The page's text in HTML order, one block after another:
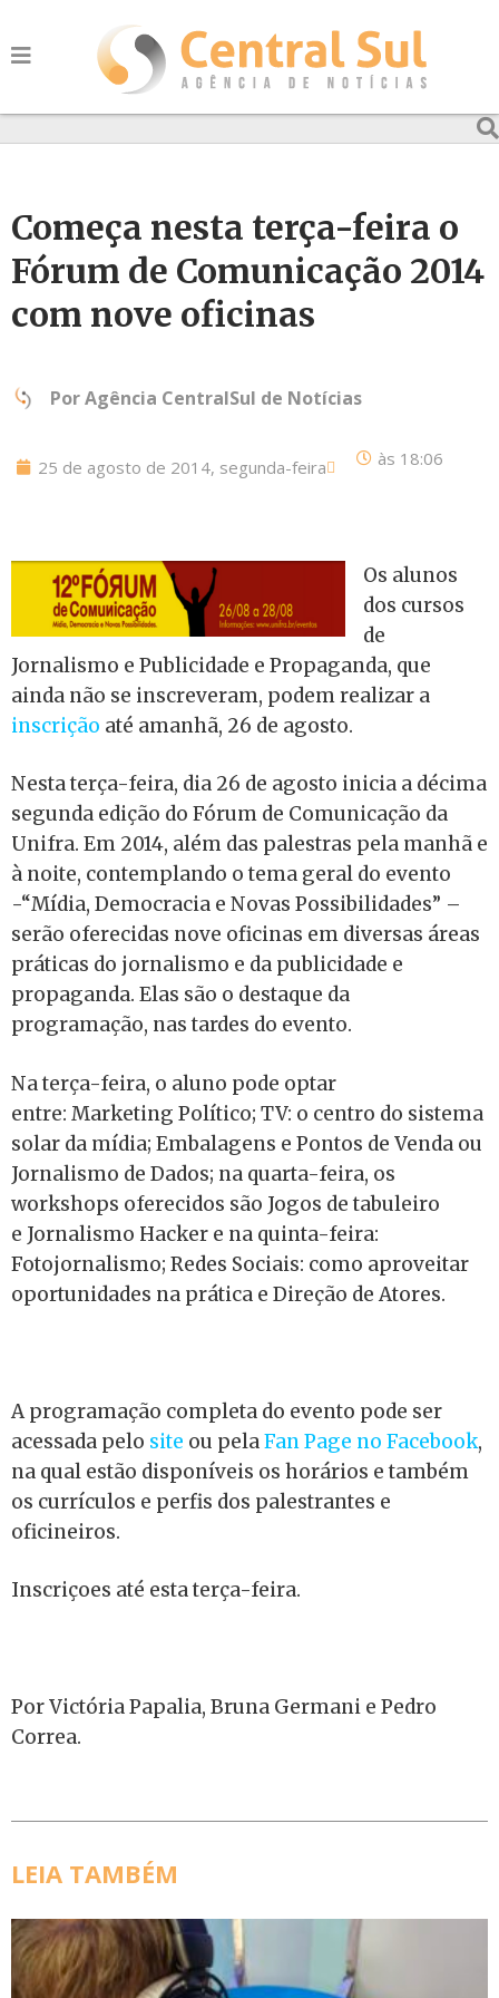
Começa nesta terça-feira o
Fórum de Comunicação 2014
com nove oficinas
PorAgência CentralSul de Notícias
25 de agosto de 2014, segunda-feira às 18:06
Os alunos
dos cursos
de
Jornalismo e Publicidade e Propaganda, que
ainda não se inscreveram, podem realizar a
inscrição até amanhã, 26 de agosto.
Nesta terça-feira, dia 26 de agosto inicia a décima
segunda edição do Fórum de Comunicação da
Unifra. Em 2014, além das palestras pela manhã e
à noite, contemplando o tema geral do evento
-“Mídia, Democracia e Novas Possibilidades” –
serão oferecidas nove oficinas em diversas áreas
práticas do jornalismo e da publicidade e
propaganda. Elas são o destaque da
programação, nas tardes do evento.
Na terça-feira, o aluno pode optar
entre: Marketing Político; TV: o centro do sistema
solar da mídia; Embalagens e Pontos de Venda ou
Jornalismo de Dados; na quarta-feira, os
workshops oferecidos são Jogos de tabuleiro
e Jornalismo Hacker e na quinta-feira:
Fotojornalismo; Redes Sociais: como aproveitar
oportunidades na prática e Direção de Atores.
A programação completa do evento pode ser
acessada pelo site ou pelaFan Page no Facebook,
na qual estão disponíveis os horários e também
os currículos e perfis dos palestrantes e
oficineiros.
Inscriçoes até esta terça-feira.
Por Victória Papalia, Bruna Germani e Pedro
Correa.
LEIA TAMBÉM